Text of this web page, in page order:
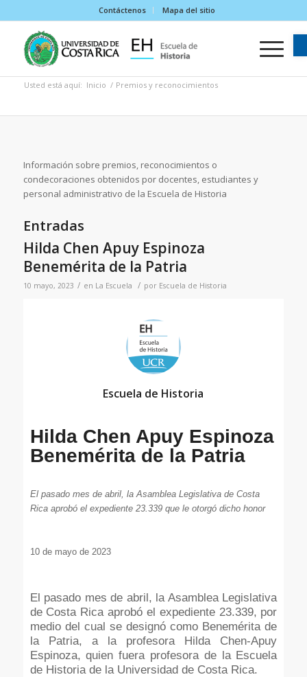
Contáctenos Mapa del sitio
Usted está aquí: Inicio / Premios y reconocimientos
Información sobre premios, reconocimientos o
condecoraciones obtenidos por docentes, estudiantes y
personal administrativo de la Escuela de Historia
Entradas
Hilda Chen Apuy Espinoza
Benemérita de la Patria
10 mayo, 2023 / en La Escuela / por Escuela de Historia
Escuela de Historia
Hilda Chen Apuy Espinoza
Benemérita de la Patria
El pasado mes de abril, la Asamblea Legislativa de Costa
Rica aprobó el expediente 23.339 que le otorgó dicho honor
10 de mayo de 2023
El pasado mes de abril, la Asamblea Legislativa
de Costa Rica aprobó el expediente 23.339, por
medio del cual se designó como Benemérita de
la Patria, a la profesora Hilda Chen-Apuy
Espinoza, quien fuera profesora de la Escuela
de Historia de la Universidad de Costa Rica.